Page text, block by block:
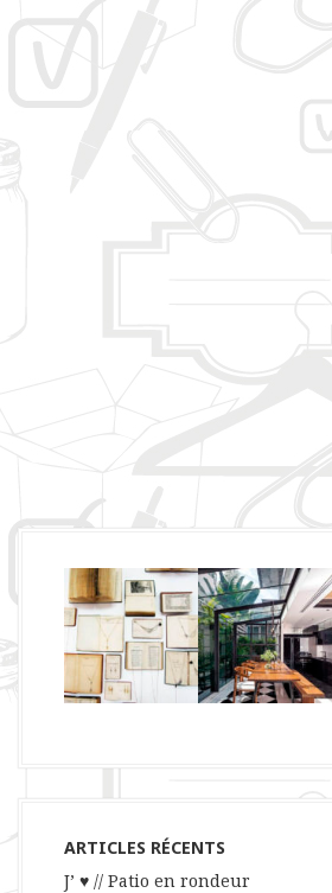
ARTICLES RÉCENTS
J’ ♥ // Patio en rondeur